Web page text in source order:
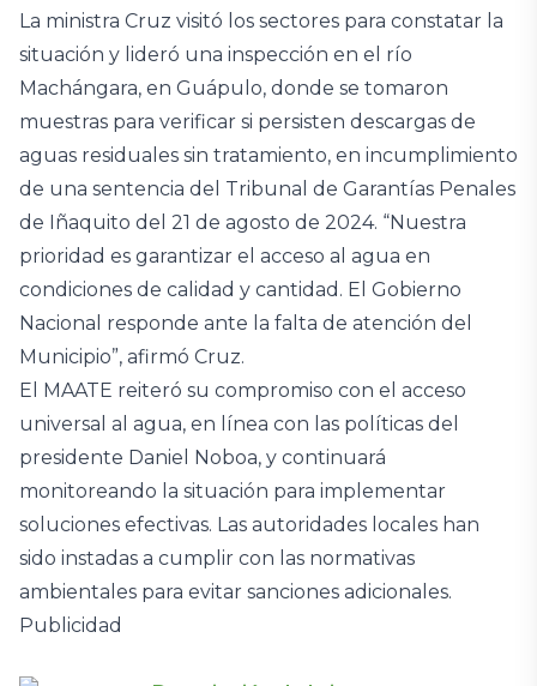
La ministra Cruz visitó los sectores para constatar la
situación y lideró una inspección en el río
Machángara, en Guápulo, donde se tomaron
muestras para verificar si persisten descargas de
aguas residuales sin tratamiento, en incumplimiento
de una sentencia del Tribunal de Garantías Penales
de Iñaquito del 21 de agosto de 2024. “Nuestra
prioridad es garantizar el acceso al agua en
condiciones de calidad y cantidad. El Gobierno
Nacional responde ante la falta de atención del
Municipio”, afirmó Cruz.
El MAATE reiteró su compromiso con el acceso
universal al agua, en línea con las políticas del
presidente Daniel Noboa, y continuará
monitoreando la situación para implementar
soluciones efectivas. Las autoridades locales han
sido instadas a cumplir con las normativas
ambientales para evitar sanciones adicionales.
Publicidad